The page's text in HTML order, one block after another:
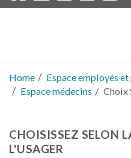
Home
Espace employés
Espace médecins
Choix
CHOISISSEZ SELON
L'USAGER